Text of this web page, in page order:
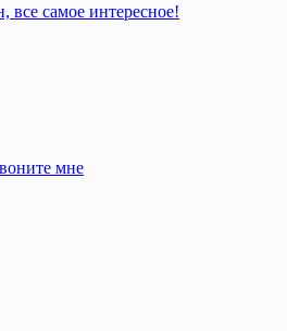
все самое интересное!
мне